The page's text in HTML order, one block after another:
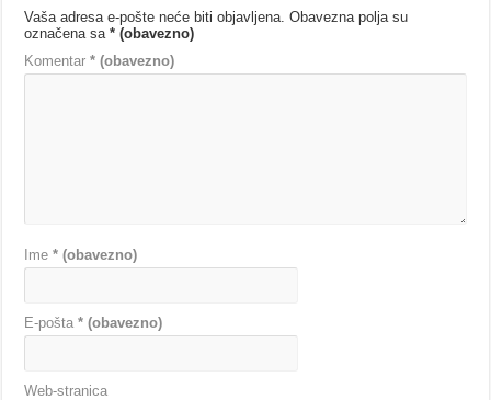
Vaša adresa e-pošte neće biti objavljena. Obavezna polja su
označena sa* (obavezno)
Komentar* (obavezno)
Ime* (obavezno)
E-pošta* (obavezno)
Web-stranica